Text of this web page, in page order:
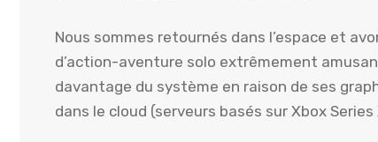
Nous sommes retournés dans l’espace et
d’action-aventure solo extrêmement
davantage du système en raison de ses
dans le cloud (serveurs basés sur Xbox